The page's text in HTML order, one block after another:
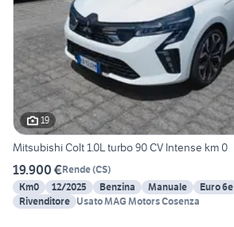
19
Mitsubishi Colt 1.0L turbo 90 CV Intense km 0
19.900 €Rende(CS)
Km0
12/2025 Benzina Manuale
Euro 6e
Rivenditore Usato MAG Motors Cosenza